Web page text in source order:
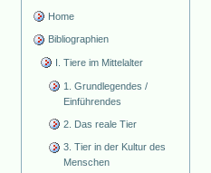
Home
Bibliographien
I. Tiere im Mittelalter
1. Grundlegendes /
Einführendes
2. Das reale Tier
3. Tier in der Kultur des
Menschen